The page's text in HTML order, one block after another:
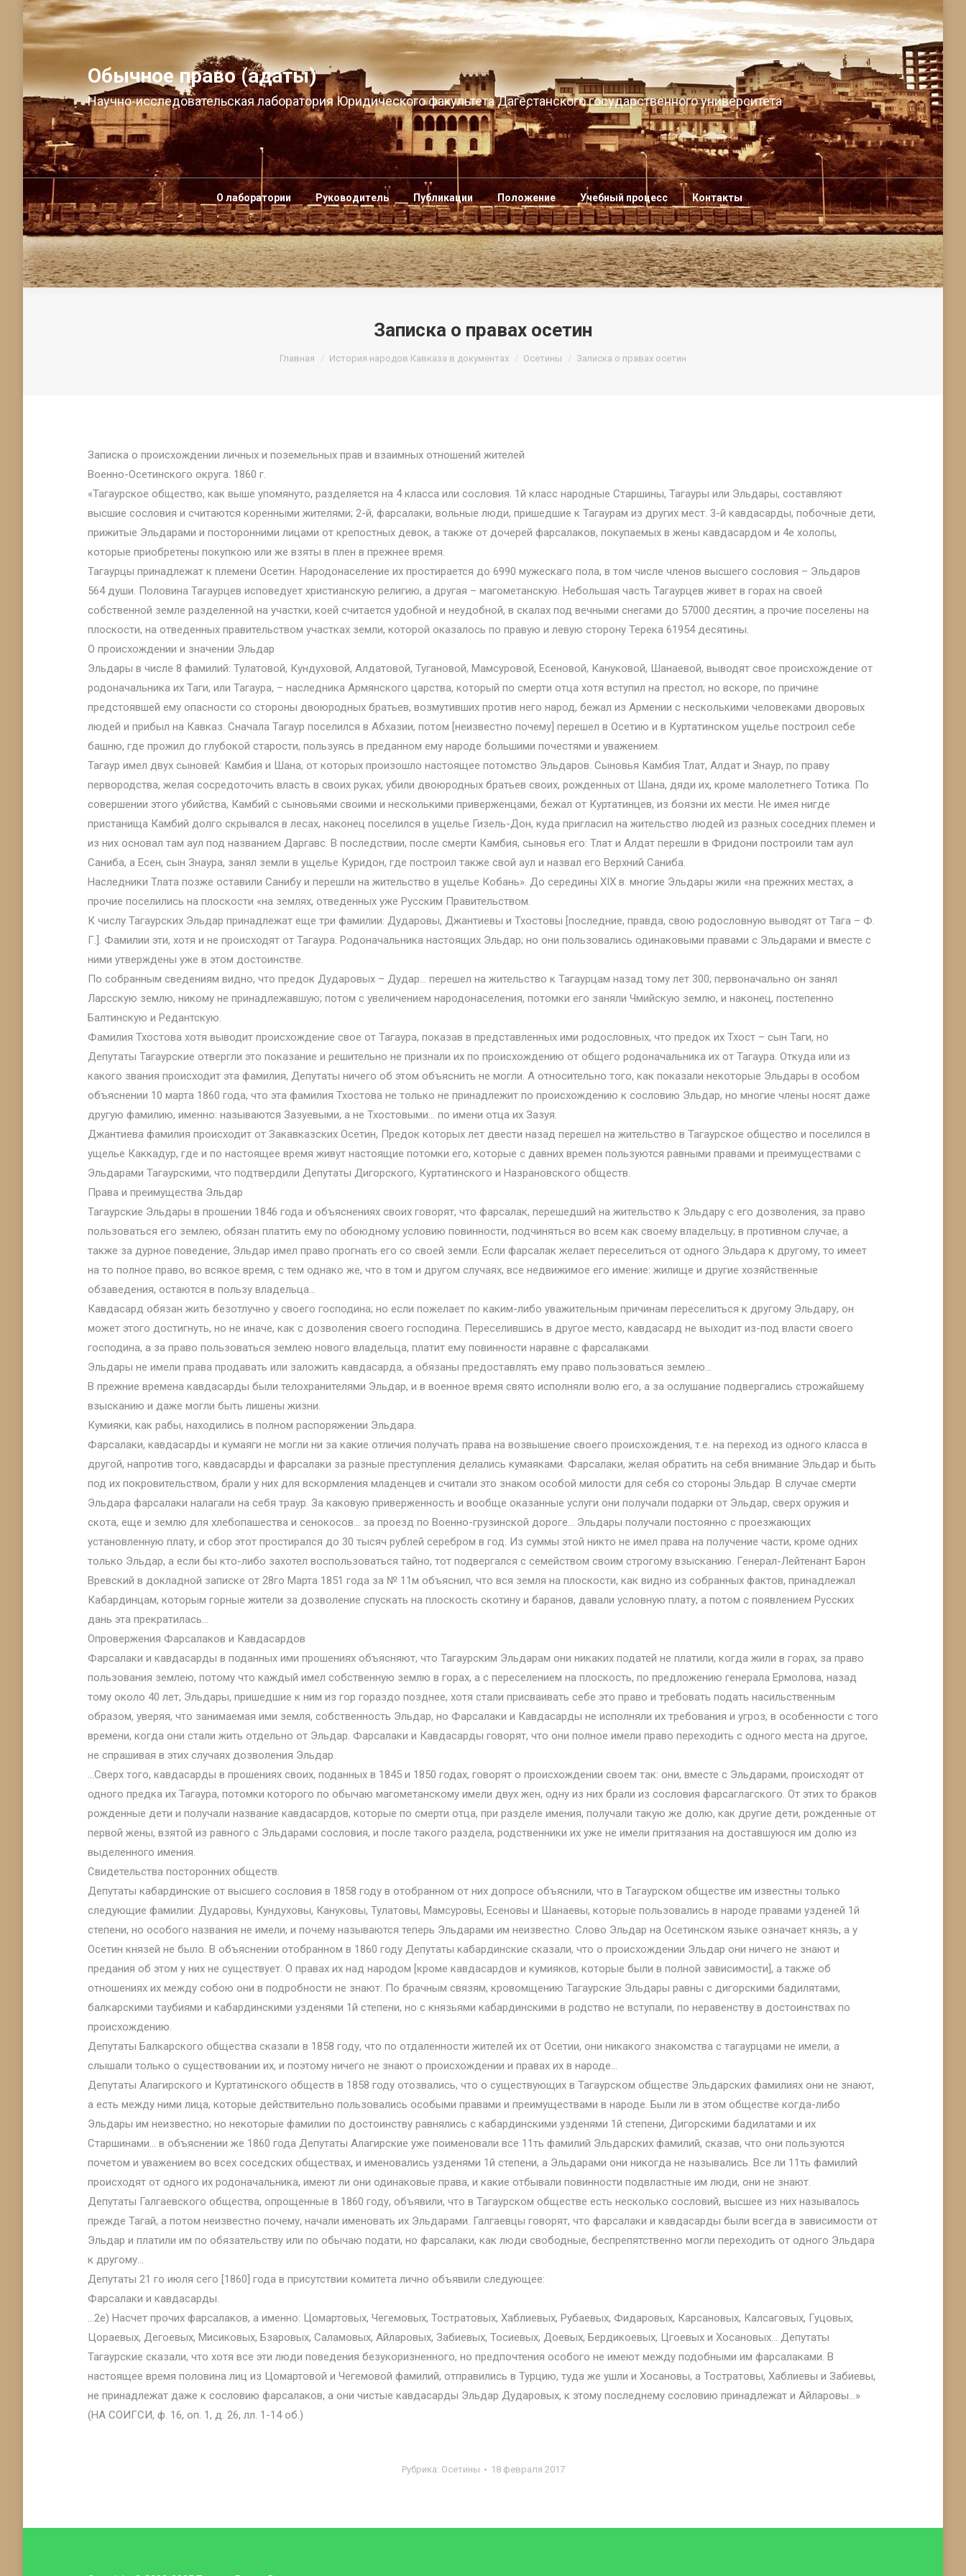
Обычное право (адаты)
Научно-исследовательская лаборатория Юридического факультета Дагестанского государственного университета
О лаборатории Руководитель Публикации Положение Учебный процесс Контакты
Записка о правах осетин
Главная История народов Кавказа в документах Осетины Записка о правах осетин
Записка о происхождении личных и поземельных прав и взаимных отношений жителей
Военно-Осетинского округа. 1860 г.
«Тагаурское общество, как выше упомянуто, разделяется на 4 класса или сословия. 1й класс народные Старшины, Тагауры или Эльдары, составляют
высшие сословия и считаются коренными жителями; 2-й, фарсалаки, вольные люди, пришедшие к Тагаурам из других мест. 3-й кавдасарды, побочные дети,
прижитые Эльдарами и посторонними лицами от крепостных девок, а также от дочерей фарсалаков, покупаемых в жены кавдасардом и 4е холопы,
которые приобретены покупкою или же взяты в плен в прежнее время.
Тагаурцы принадлежат к племени Осетин. Народонаселение их простирается до 6990 мужескаго пола, в том числе членов высшего сословия – Эльдаров
564 души. Половина Тагаурцев исповедует христианскую религию, а другая – магометанскую. Небольшая часть Тагаурцев живет в горах на своей
собственной земле разделенной на участки, коей считается удобной и неудобной, в скалах под вечными снегами до 57000 десятин, а прочие поселены на
плоскости, на отведенных правительством участках земли, которой оказалось по правую и левую сторону Терека 61954 десятины.
О происхождении и значении Эльдар
Эльдары в числе 8 фамилий: Тулатовой, Кундуховой, Алдатовой, Тугановой, Мамсуровой, Есеновой, Кануковой, Шанаевой, выводят свое происхождение от
родоначальника их Таги, или Тагаура, – наследника Армянского царства, который по смерти отца хотя вступил на престол; но вскоре, по причине
предстоявшей ему опасности со стороны двоюродных братьев, возмутивших против него народ, бежал из Армении с несколькими человеками дворовых
людей и прибыл на Кавказ. Сначала Тагаур поселился в Абхазии, потом [неизвестно почему] перешел в Осетию и в Куртатинском ущелье построил себе
башню, где прожил до глубокой старости, пользуясь в преданном ему народе большими почестями и уважением.
Тагаур имел двух сыновей: Камбия и Шана, от которых произошло настоящее потомство Эльдаров. Сыновья Камбия Тлат, Алдат и Знаур, по праву
первородства, желая сосредоточить власть в своих руках, убили двоюродных братьев своих, рожденных от Шана, дяди их, кроме малолетнего Тотика. По
совершении этого убийства, Камбий с сыновьями своими и несколькими приверженцами, бежал от Куртатинцев, из боязни их мести. Не имея нигде
пристанища Камбий долго скрывался в лесах, наконец поселился в ущелье Гизель-Дон, куда пригласил на жительство людей из разных соседних племен и
из них основал там аул под названием Даргавс. В последствии, после смерти Камбия, сыновья его: Тлат и Алдат перешли в Фридони построили там аул
Саниба, а Есен, сын Знаура, занял земли в ущелье Куридон, где построил также свой аул и назвал его Верхний Саниба.
Наследники Тлата позже оставили Санибу и перешли на жительство в ущелье Кобань». До середины XIX в. многие Эльдары жили «на прежних местах, а
прочие поселились на плоскости «на землях, отведенных уже Русским Правительством.
К числу Тагаурских Эльдар принадлежат еще три фамилии: Дударовы, Джантиевы и Тхостовы [последние, правда, свою родословную выводят от Тага – Ф.
Г.]. Фамилии эти, хотя и не происходят от Тагаура. Родоначальника настоящих Эльдар; но они пользовались одинаковыми правами с Эльдарами и вместе с
ними утверждены уже в этом достоинстве.
По собранным сведениям видно, что предок Дударовых – Дудар… перешел на жительство к Тагаурцам назад тому лет 300; первоначально он занял
Ларсскую землю, никому не принадлежавшую; потом с увеличением народонаселения, потомки его заняли Чмийскую землю, и наконец, постепенно
Балтинскую и Редантскую.
Фамилия Тхостова хотя выводит происхождение свое от Тагаура, показав в представленных ими родословных, что предок их Тхост – сын Таги, но
Депутаты Тагаурские отвергли это показание и решительно не признали их по происхождению от общего родоначальника их от Тагаура. Откуда или из
какого звания происходит эта фамилия, Депутаты ничего об этом объяснить не могли. А относительно того, как показали некоторые Эльдары в особом
объяснении 10 марта 1860 года, что эта фамилия Тхостова не только не принадлежит по происхождению к сословию Эльдар, но многие члены носят даже
другую фамилию, именно: называются Зазуевыми, а не Тхостовыми… по имени отца их Зазуя.
Джантиева фамилия происходит от Закавказских Осетин, Предок которых лет двести назад перешел на жительство в Тагаурское общество и поселился в
ущелье Каккадур, где и по настоящее время живут настоящие потомки его, которые с давних времен пользуются равными правами и преимуществами с
Эльдарами Тагаурскими, что подтвердили Депутаты Дигорского, Куртатинского и Назрановского обществ.
Права и преимущества Эльдар
Тагаурские Эльдары в прошении 1846 года и объяснениях своих говорят, что фарсалак, перешедший на жительство к Эльдару с его дозволения, за право
пользоваться его землею, обязан платить ему по обоюдному условию повинности, подчиняться во всем как своему владельцу; в противном случае, а
также за дурное поведение, Эльдар имел право прогнать его со своей земли. Если фарсалак желает переселиться от одного Эльдара к другому, то имеет
на то полное право, во всякое время, с тем однако же, что в том и другом случаях, все недвижимое его имение: жилище и другие хозяйственные
обзаведения, остаются в пользу владельца…
Кавдасард обязан жить безотлучно у своего господина; но если пожелает по каким-либо уважительным причинам переселиться к другому Эльдару, он
может этого достигнуть, но не иначе, как с дозволения своего господина. Переселившись в другое место, кавдасард не выходит из-под власти своего
господина, а за право пользоваться землею нового владельца, платит ему повинности наравне с фарсалаками.
Эльдары не имели права продавать или заложить кавдасарда, а обязаны предоставлять ему право пользоваться землею…
В прежние времена кавдасарды были телохранителями Эльдар, и в военное время свято исполняли волю его, а за ослушание подвергались строжайшему
взысканию и даже могли быть лишены жизни.
Кумияки, как рабы, находились в полном распоряжении Эльдара.
Фарсалаки, кавдасарды и кумаяги не могли ни за какие отличия получать права на возвышение своего происхождения, т.е. на переход из одного класса в
другой, напротив того, кавдасарды и фарсалаки за разные преступления делались кумаяками. Фарсалаки, желая обратить на себя внимание Эльдар и быть
под их покровительством, брали у них для вскормления младенцев и считали это знаком особой милости для себя со стороны Эльдар. В случае смерти
Эльдара фарсалаки налагали на себя траур. За каковую приверженность и вообще оказанные услуги они получали подарки от Эльдар, сверх оружия и
скота, еще и землю для хлебопашества и сенокосов… за проезд по Военно-грузинской дороге… Эльдары получали постоянно с проезжающих
установленную плату, и сбор этот простирался до 30 тысяч рублей серебром в год. Из суммы этой никто не имел права на получение части, кроме одних
только Эльдар, а если бы кто-либо захотел воспользоваться тайно, тот подвергался с семейством своим строгому взысканию. Генерал-Лейтенант Барон
Вревский в докладной записке от 28го Марта 1851 года за № 11м объяснил, что вся земля на плоскости, как видно из собранных фактов, принадлежал
Кабардинцам, которым горные жители за дозволение спускать на плоскость скотину и баранов, давали условную плату, а потом с появлением Русских
дань эта прекратилась…
Опровержения Фарсалаков и Кавдасардов
Фарсалаки и кавдасарды в поданных ими прошениях объясняют, что Тагаурским Эльдарам они никаких податей не платили, когда жили в горах, за право
пользования землею, потому что каждый имел собственную землю в горах, а с переселением на плоскость, по предложению генерала Ермолова, назад
тому около 40 лет, Эльдары, пришедшие к ним из гор гораздо позднее, хотя стали присваивать себе это право и требовать подать насильственным
образом, уверяя, что занимаемая ими земля, собственность Эльдар, но Фарсалаки и Кавдасарды не исполняли их требования и угроз, в особенности с того
времени, когда они стали жить отдельно от Эльдар. Фарсалаки и Кавдасарды говорят, что они полное имели право переходить с одного места на другое,
не спрашивая в этих случаях дозволения Эльдар.
…Сверх того, кавдасарды в прошениях своих, поданных в 1845 и 1850 годах, говорят о происхождении своем так: они, вместе с Эльдарами, происходят от
одного предка их Тагаура, потомки которого по обычаю магометанскому имели двух жен, одну из них брали из сословия фарсаглагского. От этих то браков
рожденные дети и получали название кавдасардов, которые по смерти отца, при разделе имения, получали такую же долю, как другие дети, рожденные от
первой жены, взятой из равного с Эльдарами сословия, и после такого раздела, родственники их уже не имели притязания на доставшуюся им долю из
выделенного имения.
Свидетельства посторонних обществ.
Депутаты кабардинские от высшего сословия в 1858 году в отобранном от них допросе объяснили, что в Тагаурском обществе им известны только
следующие фамилии: Дударовы, Кундуховы, Кануковы, Тулатовы, Мамсуровы, Есеновы и Шанаевы, которые пользовались в народе правами узденей 1й
степени, но особого названия не имели, и почему называются теперь Эльдарами им неизвестно. Слово Эльдар на Осетинском языке означает князь, а у
Осетин князей не было. В объяснении отобранном в 1860 году Депутаты кабардинские сказали, что о происхождении Эльдар они ничего не знают и
предания об этом у них не существует. О правах их над народом [кроме кавдасардов и кумияков, которые были в полной зависимости], а также об
отношениях их между собою они в подробности не знают. По брачным связям, кровомщению Тагаурские Эльдары равны с дигорскими бадилятами,
балкарскими таубиями и кабардинскими узденями 1й степени, но с князьями кабардинскими в родство не вступали, по неравенству в достоинствах по
происхождению.
Депутаты Балкарского общества сказали в 1858 году, что по отдаленности жителей их от Осетии, они никакого знакомства с тагаурцами не имели, а
слышали только о существовании их, и поэтому ничего не знают о происхождении и правах их в народе…
Депутаты Алагирского и Куртатинского обществ в 1858 году отозвались, что о существующих в Тагаурском обществе Эльдарских фамилиях они не знают,
а есть между ними лица, которые действительно пользовались особыми правами и преимуществами в народе. Были ли в этом обществе когда-либо
Эльдары им неизвестно; но некоторые фамилии по достоинству равнялись с кабардинскими узденями 1й степени, Дигорскими бадилатами и их
Старшинами… в объяснении же 1860 года Депутаты Алагирские уже поименовали все 11ть фамилий Эльдарских фамилий, сказав, что они пользуются
почетом и уважением во всех соседских обществах, и именовались узденями 1й степени, а Эльдарами они никогда не назывались. Все ли 11ть фамилий
происходят от одного их родоначальника, имеют ли они одинаковые права, и какие отбывали повинности подвластные им люди, они не знают.
Депутаты Галгаевского общества, опрощенные в 1860 году, объявили, что в Тагаурском обществе есть несколько сословий, высшее из них называлось
прежде Тагай, а потом неизвестно почему, начали именовать их Эльдарами. Галгаевцы говорят, что фарсалаки и кавдасарды были всегда в зависимости от
Эльдар и платили им по обязательству или по обычаю подати, но фарсалаки, как люди свободные, беспрепятственно могли переходить от одного Эльдара
к другому…
Депутаты 21 го июля сего [1860] года в присутствии комитета лично объявили следующее:
Фарсалаки и кавдасарды.
…2е) Насчет прочих фарсалаков, а именно: Цомартовых, Чегемовых, Тостратовых, Хаблиевых, Рубаевых, Фидаровых, Карсановых, Калсаговых, Гуцовых,
Цораевых, Дегоевых, Мисиковых, Бзаровых, Саламовых, Айларовых, Забиевых, Тосиевых, Доевых, Бердикоевых, Цгоевых и Хосановых… Депутаты
Тагаурские сказали, что хотя все эти люди поведения безукоризненного, но предпочтения особого не имеют между подобными им фарсалаками. В
настоящее время половина лиц из Цомартовой и Чегемовой фамилий, отправились в Турцию, туда же ушли и Хосановы, а Тостратовы, Хаблиевы и Забиевы,
не принадлежат даже к сословию фарсалаков, а они чистые кавдасарды Эльдар Дударовых, к этому последнему сословию принадлежат и Айларовы…»
(НА СОИГСИ, ф. 16, оп. 1, д. 26, лл. 1-14 об.)
Рубрика: Осетины 18 февраля 2017